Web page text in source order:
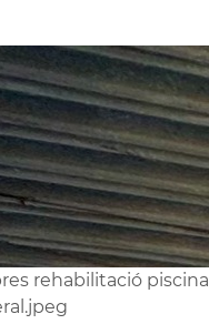
rehabilitació piscina